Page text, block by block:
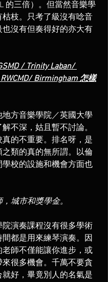
的三倍）。但當然音樂學
枯枝。只考了級沒有唸音
沒有但奏得好的亦大有
/ Trinity Laban/
Birmingham 怎樣
方音樂學院／英國大學
不深，姑且暫不討論。
的不重要。排名呀，是
類的真的無所謂。以倫
校的設施和機會方面也
城市和獎學金。
演奏課程沒有很多學術
都是用來練琴演奏。因
師不僅能讓你進步，或
很多機會。千萬不要貪
就好，畢竟別人的名氣是